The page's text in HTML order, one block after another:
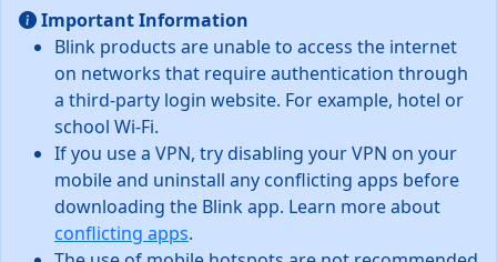
Important Information
Blink products are unable to access the internet
on networks that require authentication through
a third-party login website. For example, hotel or
school Wi-Fi.
If you use a VPN, try disabling your VPN on your
mobile and uninstall any conflicting apps before
downloading the Blink app. Learn more about
conflicting apps.